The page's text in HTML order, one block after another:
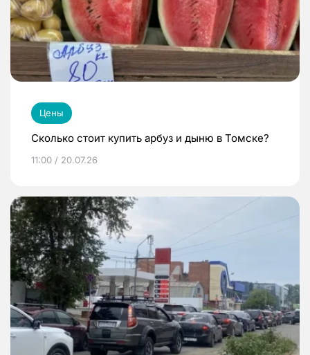
Цены
Сколько стоит купить арбуз и дыню в Томске?
11:00 / 20.07.26